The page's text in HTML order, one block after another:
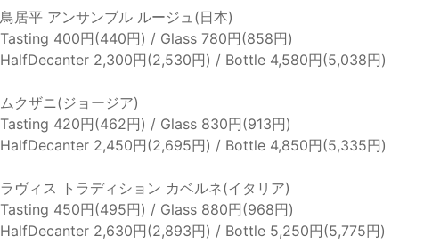
鳥居平 アンサンブル ルージュ(日本)
Tasting 400円(440円) / Glass 780円(858円)
HalfDecanter 2,300円(2,530円) / Bottle 4,580円(5,038円)
ムクザニ(ジョージア)
Tasting 420円(462円) / Glass 830円(913円)
HalfDecanter 2,450円(2,695円) / Bottle 4,850円(5,335円)
ラヴィス トラディション カベルネ(イタリア)
Tasting 450円(495円) / Glass 880円(968円)
HalfDecanter 2,630円(2,893円) / Bottle 5,250円(5,775円)